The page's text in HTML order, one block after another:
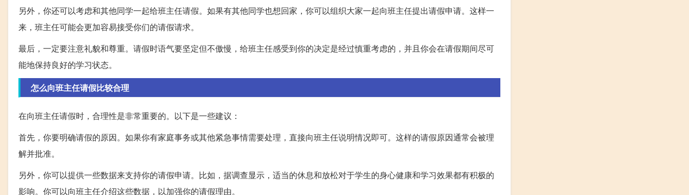
另外，你还可以考虑和其他同学一起给班主任请假。如果有其他同学也想回家，你可以组织大家一起向班主任提出请假申请。这样一
来，班主任可能会更加容易接受你们的请假请求。
最后，一定要注意礼貌和尊重。请假时语气要坚定但不傲慢，给班主任感受到你的决定是经过慎重考虑的，并且你会在请假期间尽可
能地保持良好的学习状态。
怎么向班主任请假比较合理
在向班主任请假时，合理性是非常重要的。以下是一些建议：
首先，你要明确请假的原因。如果你有家庭事务或其他紧急事情需要处理，直接向班主任说明情况即可。这样的请假原因通常会被理
解并批准。
另外，你可以提供一些数据来支持你的请假申请。比如，据调查显示，适当的休息和放松对于学生的身心健康和学习效果都有积极的
影响。你可以向班主任介绍这些数据，以加强你的请假理由。